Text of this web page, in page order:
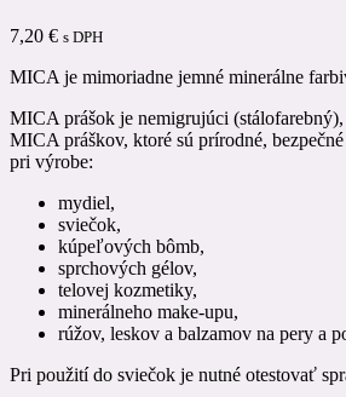
7,20 € s DPH
MICA je mimoriadne jemné minerálne
MICA prášok je nemigrujúci
MICA práškov, ktoré sú prírodné,
pri výrobe:
mydiel,
sviečok,
kúpeľových bômb,
sprchových gélov,
telovej kozmetiky,
minerálneho make-upu,
rúžov, leskov a balzamov na pery a
Pri použití do sviečok je nutné otestovať